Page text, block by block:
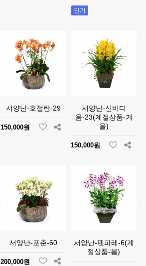
인기
서양난-호접란-29
150,000원
서양난-신비디
움-23(계절상품-겨
울)
150,000원
서양난-포춘-60
200,000원
서양난-덴파레-6(계
절상품-봄)